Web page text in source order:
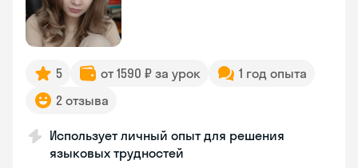
5 от 1590 ₽ за урок
1 год опыта
2 отзыва
Использует личный опыт для решения
языковых трудностей